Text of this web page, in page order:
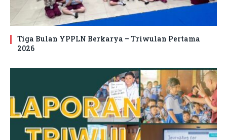
Tiga Bulan YPPLN Berkarya – Triwulan Pertama
2026